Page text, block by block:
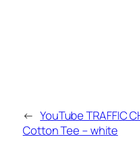
← YouTube TRAFFIC
Cotton Tee – white